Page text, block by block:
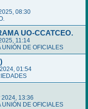
08:30
UO-CCATCEO.
11:14
DE OFICIALES
01:54
2024, 13:36
DE OFICIALES